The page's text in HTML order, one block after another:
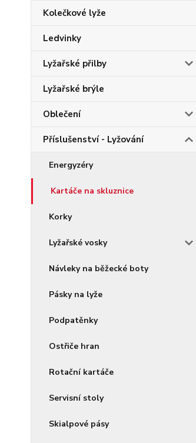
Kolečkové lyže
Ledvinky
Lyžařské přilby
Lyžařské brýle
Oblečení
Příslušenství - Lyžování
Energyzéry
Kartáče na skluznice
Korky
Lyžařské vosky
Návleky na běžecké boty
Pásky na lyže
Podpatěnky
Ostřiče hran
Rotační kartáče
Servisní stoly
Skialpové pásy